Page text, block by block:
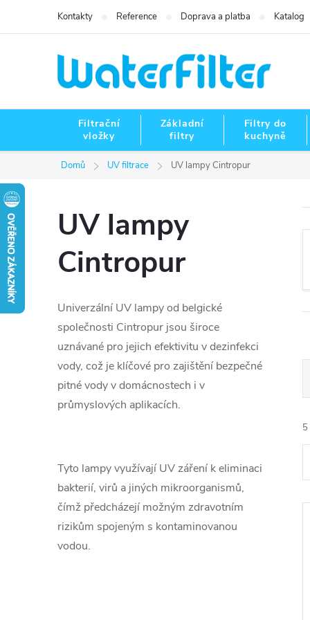
Kontakty Reference Doprava a platba Katalog
Filtrační
vložky
Základní
filtry
Filtry do
kuchyně
Domů UV filtrace UV lampy Cintropur
UV lampy
Cintropur
Univerzální UV lampy od belgické
společnosti Cintropur jsou široce
uznávané pro jejich efektivitu v dezinfekci
vody, což je klíčové pro zajištění bezpečné
pitné vody v domácnostech i v
průmyslových aplikacích.
Tyto lampy využívají UV záření k eliminaci
bakterií, virů a jiných mikroorganismů,
čímž předcházejí možným zdravotním
rizikům spojeným s kontaminovanou
vodou.
5